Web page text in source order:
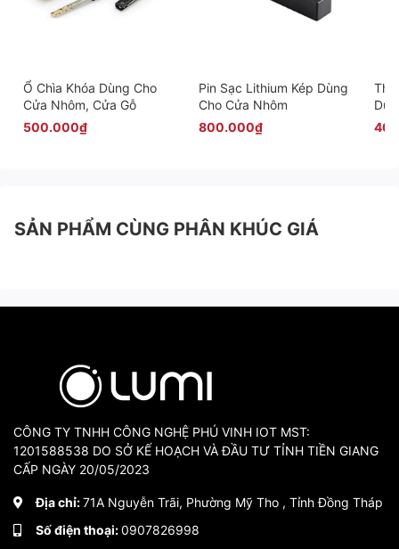
Ổ Chìa Khóa Dùng Cho
Cửa Nhôm, Cửa Gỗ
500.000₫
Pin Sạc Lithium Kép Dùng
Cho Cửa Nhôm
800.000₫
SẢN PHẨM CÙNG PHÂN KHÚC GIÁ
CÔNG TY TNHH CÔNG NGHỆ PHÚ VINH IOT MST:
1201588538 DO SỞ KẾ HOẠCH VÀ ĐẦU TƯ TỈNH TIỀN GIANG
CẤP NGÀY 20/05/2023
Địa chỉ:71A Nguyễn Trãi, Phường Mỹ Tho , Tỉnh Đồng Tháp
Số điện thoại:0907826998